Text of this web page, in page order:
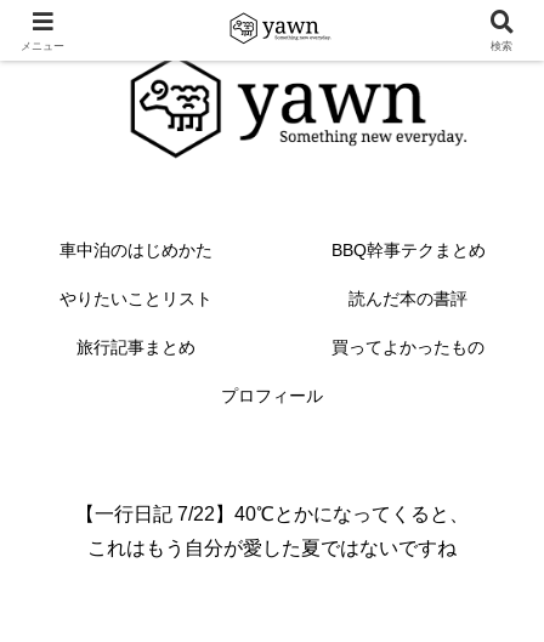
車中泊のはじめかた BBQ幹事テクまとめ
やりたいことリスト 読んだ本の書評
旅行記事まとめ 買ってよかったもの
プロフィール
【一行日記 7/22】40℃とかになってくると、
これはもう自分が愛した夏ではないですね
メニュー 検索